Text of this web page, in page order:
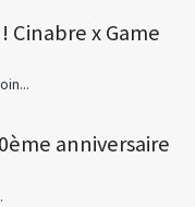
Cinabre x Game
anniversaire